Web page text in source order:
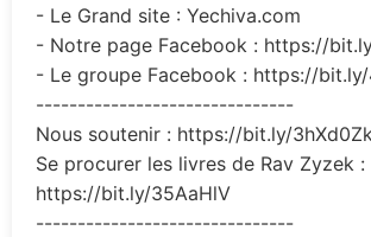
- Le Grand site : Yechiva.com
- Notre page Facebook : https://
- Le groupe Facebook : https://
-------------------------------
Nous soutenir : https://bit.ly/
Se procurer les livres de Rav Zyzek :
https://bit.ly/35AaHlV
-------------------------------